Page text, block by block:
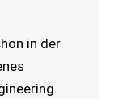
in der